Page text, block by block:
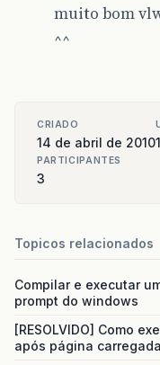
muito bom
^^
CRIADO
14 de abril de 2010
PARTICIPANTES
3
Topicos relacionados
Compilar e executar
prompt do windows
[RESOLVIDO] Como
após página carregada